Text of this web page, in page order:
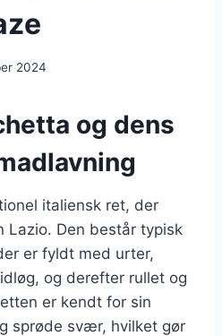
2024
og dens
italiensk ret, der
Lazio. Den består typisk
er fyldt med urter,
og derefter rullet og
er kendt for sin
sprøde svær, hvilket gør